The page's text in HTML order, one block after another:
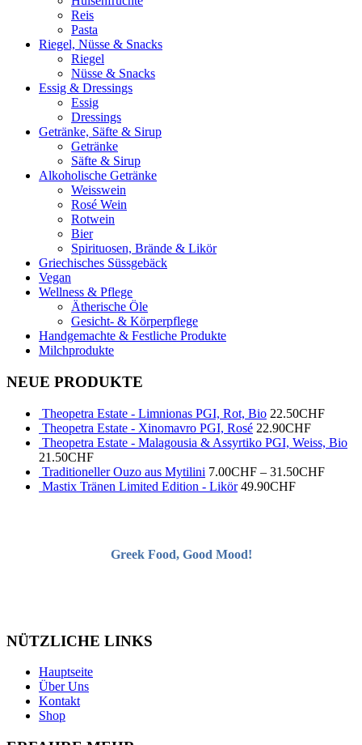
Reis
Pasta
Riegel, Nüsse & Snacks
Riegel
Nüsse & Snacks
Essig & Dressings
Essig
Dressings
Getränke, Säfte & Sirup
Getränke
Säfte & Sirup
Alkoholische Getränke
Weisswein
Rosé Wein
Rotwein
Bier
Spirituosen, Brände & Likör
Griechisches Süssgebäck
Vegan
Wellness & Pflege
Ätherische Öle
Gesicht- & Körperpflege
Handgemachte & Festliche Produkte
Milchprodukte
NEUE PRODUKTE
Theopetra Estate - Limnionas PGI, Rot, Bio 22.50CHF
Theopetra Estate - Xinomavro PGI, Rosé 22.90CHF
Theopetra Estate - Malagousia & Assyrtiko PGI, Weiss, Bio
21.50CHF
Traditioneller Ouzo aus Mytilini 7.00CHF – 31.50CHF
Mastix Tränen Limited Edition - Likör 49.90CHF
Greek Food, Good Mood!
NÜTZLICHE LINKS
Hauptseite
Über Uns
Kontakt
Shop